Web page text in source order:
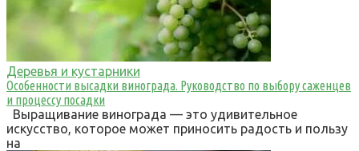
Деревья и кустарники
Особенности высадки винограда. Руководство по выбору саженцев
и процессу посадки
Выращивание винограда — это удивительное
искусство, которое может приносить радость и пользу
на